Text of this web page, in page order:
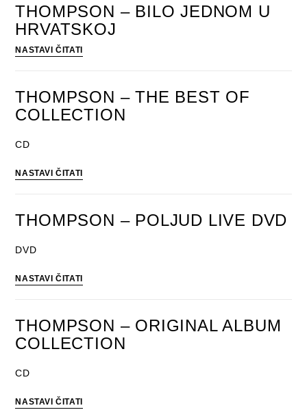
LIVE
(2CD+BD)
THOMPSON – BILO JEDNOM U
HRVATSKOJ
NASTAVI ČITATITHOMPSON
JEDNOM
U
HRVATSKOJ
THOMPSON – THE BEST OF
COLLECTION
CD
NASTAVI ČITATITHOMPSON
BEST
OF
THOMPSON – POLJUD LIVE DVD
DVD
NASTAVI ČITATITHOMPSON
LIVE
DVD
THOMPSON – ORIGINAL ALBUM
COLLECTION
CD
NASTAVI ČITATITHOMPSON